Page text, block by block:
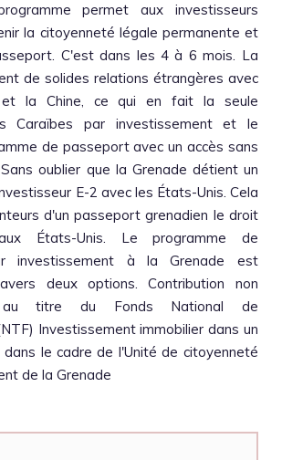
permet aux investisseurs
la citoyenneté légale permanente et
C'est dans les 4 à 6 mois. La
de solides relations étrangères avec
et la Chine, ce qui en fait la seule
Caraïbes par investissement et le
de passeport avec un accès sans
oublier que la Grenade détient un
E-2 avec les États-Unis. Cela
d'un passeport grenadien le droit
États-Unis. Le programme de
investissement à la Grenade est
deux options. Contribution non
au titre du Fonds National de
Investissement immobilier dans un
le cadre de l'Unité de citoyenneté
de la Grenade